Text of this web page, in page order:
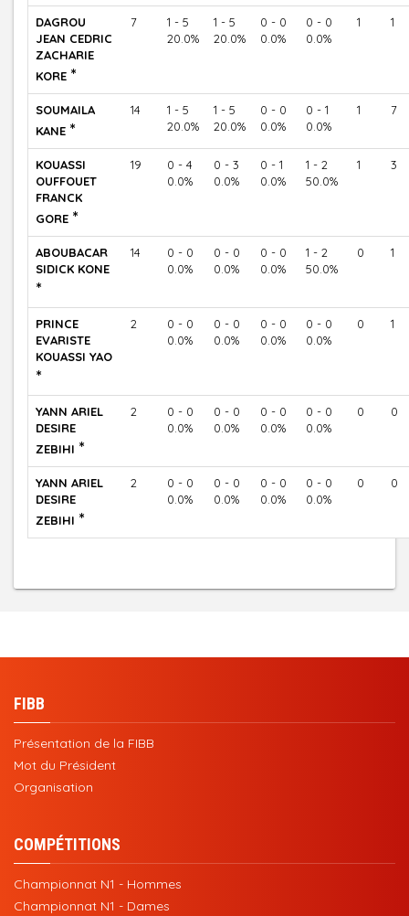
DAGROU
JEAN CEDRIC
ZACHARIE
KORE *
7
1 - 5
20.0%
1 - 5
20.0%
0 - 0
0.0%
0 - 0
0.0%
1 1
SOUMAILA
KANE *
14
1 - 5
20.0%
1 - 5
20.0%
0 - 0
0.0%
0 - 1
0.0%
1 7
KOUASSI
OUFFOUET
FRANCK
GORE *
19
0 - 4
0.0%
0 - 3
0.0%
0 - 1
0.0%
1 - 2
50.0%
1 3
ABOUBACAR
SIDICK KONE
*
14
0 - 0
0.0%
0 - 0
0.0%
0 - 0
0.0%
1 - 2
50.0%
0 1
PRINCE
EVARISTE
KOUASSI YAO
*
2
0 - 0
0.0%
0 - 0
0.0%
0 - 0
0.0%
0 - 0
0.0%
0 1
YANN ARIEL
DESIRE
ZEBIHI *
2
0 - 0
0.0%
0 - 0
0.0%
0 - 0
0.0%
0 - 0
0.0%
0 0
YANN ARIEL
DESIRE
ZEBIHI *
2
0 - 0
0.0%
0 - 0
0.0%
0 - 0
0.0%
0 - 0
0.0%
0 0
FIBB
Présentation de la FIBB
Mot du Président
Organisation
COMPÉTITIONS
Championnat N1 - Hommes
Championnat N1 - Dames